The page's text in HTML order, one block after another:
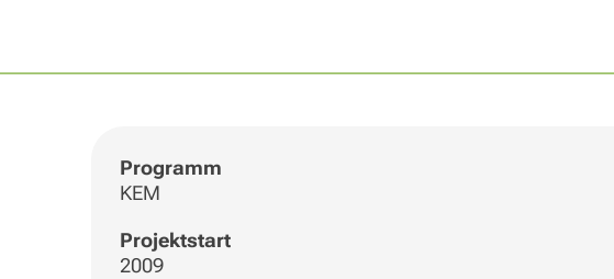
Programm
KEM
Projektstart
2009